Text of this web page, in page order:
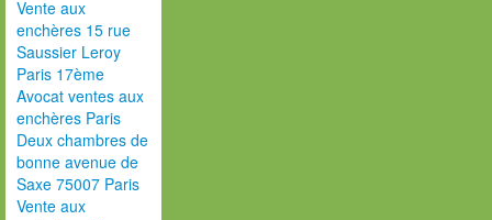
Vente aux
enchères 15 rue
Saussier Leroy
Paris 17ème
Avocat ventes aux
enchères Paris
Deux chambres de
bonne avenue de
Saxe 75007 Paris
Vente aux